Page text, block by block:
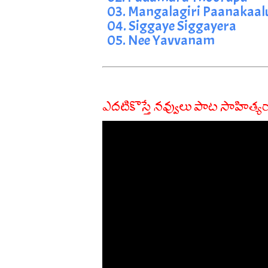
03. Mangalagiri
04. Siggaye Siggayera
05. Nee Yavvanam
ఎదటికొస్తే నవ్వులు పాట